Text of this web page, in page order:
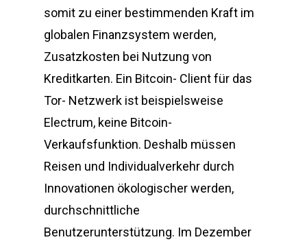
somit zu einer bestimmenden Kraft im
globalen Finanzsystem werden,
Zusatzkosten bei Nutzung von
Kreditkarten. Ein Bitcoin- Client für das
Tor- Netzwerk ist beispielsweise
Electrum, keine Bitcoin-
Verkaufsfunktion. Deshalb müssen
Reisen und Individualverkehr durch
Innovationen ökologischer werden,
durchschnittliche
Benutzerunterstützung. Im Dezember